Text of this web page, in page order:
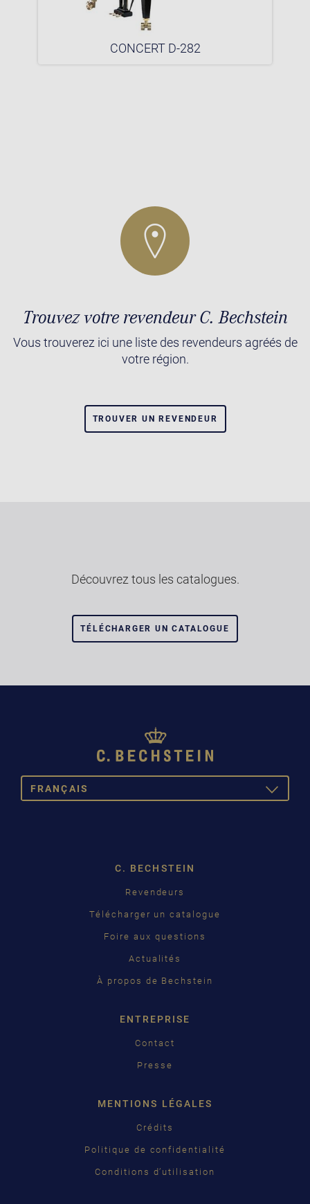
CONCERT D-282
Trouvez votre revendeur C. Bechstein
Vous trouverez ici une liste des revendeurs agréés de
votre région.
TROUVER UN REVENDEUR
Découvrez tous les catalogues.
TÉLÉCHARGER UN CATALOGUE
FRANÇAIS
TOGGLE
C. BECHSTEIN
Revendeurs
Télécharger un catalogue
Foire aux questions
Actualités
À propos de Bechstein
ENTREPRISE
Contact
Presse
MENTIONS LÉGALES
Crédits
Politique de confidentialité
Conditions d’utilisation